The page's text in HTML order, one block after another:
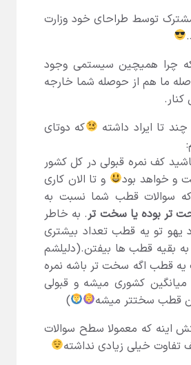
مشترک توسط طراحای خود وزارت
چرا همیچین سیستمی وجود
ما هم از حوصله شما خارجه
تا ایراد داشته
که دوتای
کف نمره قبولی در کل کشور
و خواهد بود
و تا الان کاری
که سوالات قطب شما نسبت به
تر بوده یا سخت تر. به خاطر
یهو تو یه قطب تعداد بیشتری
بقیه قطب ها بیفتن.(دلیلشم
قطب اگه سخت تر باشه نمره
کشوری میشه و قبولی
قطب سختتر میشه
)
اینه که معمولا سطح سوالات
خیلی زیادی نداشته